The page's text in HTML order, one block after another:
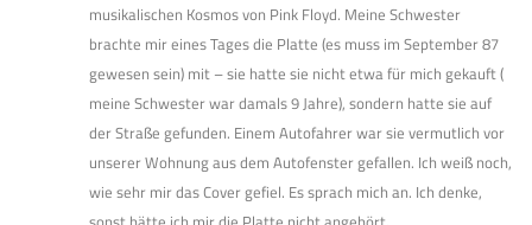
musikalischen Kosmos von Pink Floyd. Meine Schwester
brachte mir eines Tages die Platte (es muss im September 87
gewesen sein) mit – sie hatte sie nicht etwa für mich gekauft (
meine Schwester war damals 9 Jahre), sondern hatte sie auf
der Straße gefunden. Einem Autofahrer war sie vermutlich vor
unserer Wohnung aus dem Autofenster gefallen. Ich weiß noch,
wie sehr mir das Cover gefiel. Es sprach mich an. Ich denke,